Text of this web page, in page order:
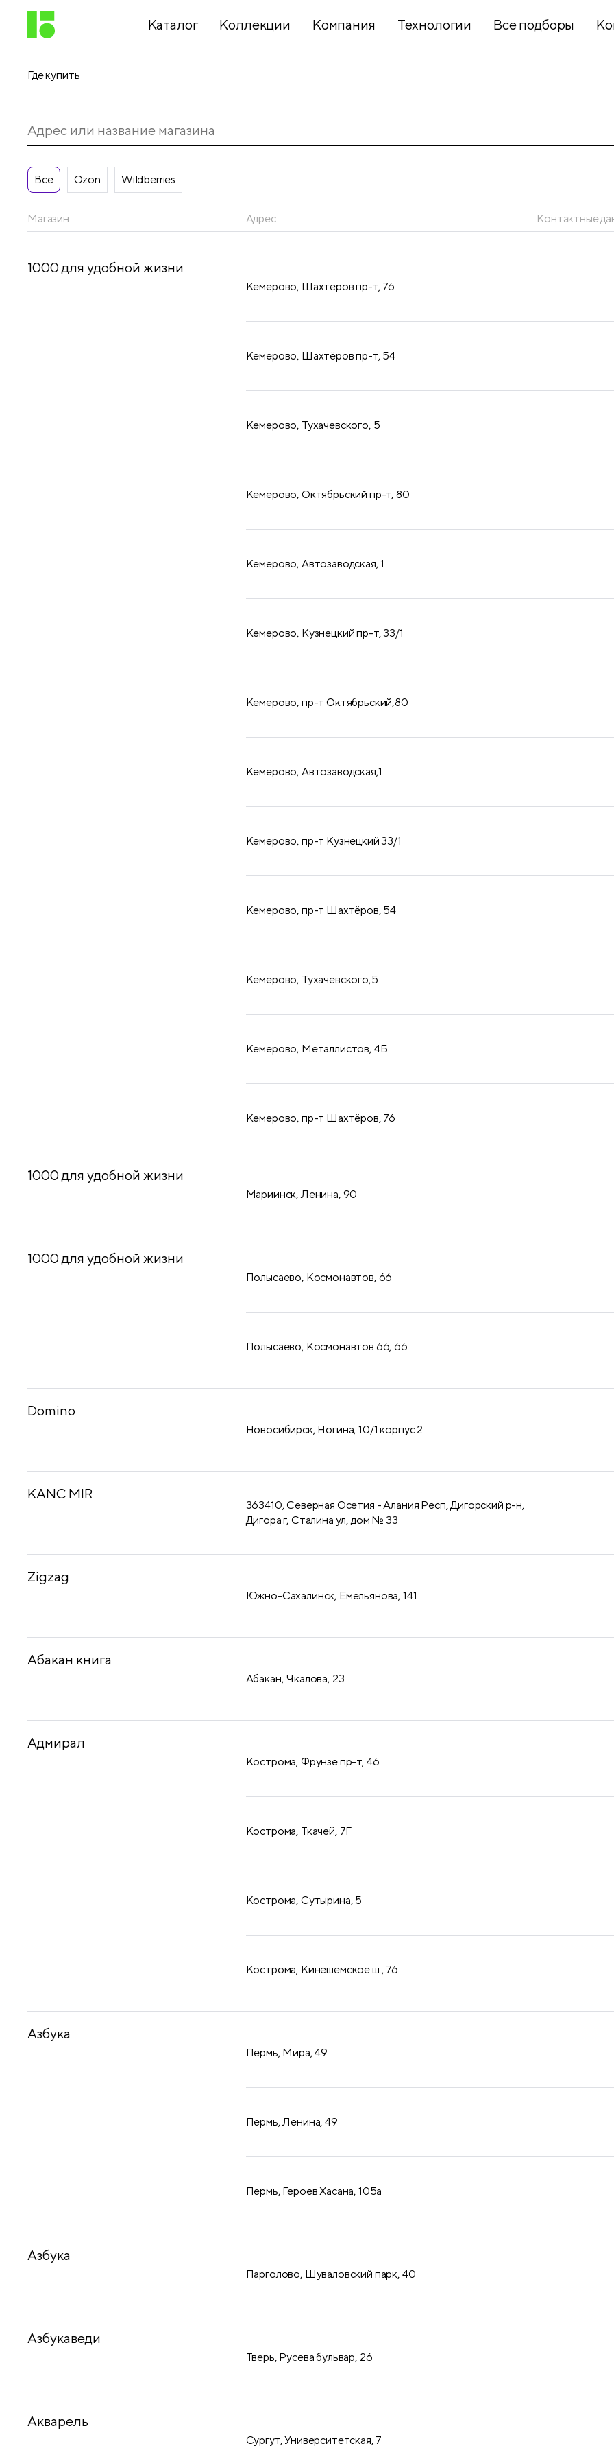
Каталог
принадлежности
Папки,
Школьный
Бумажная
Коллекции Компания Технологии Все подборы
Где купить
Все Ozon Wildberries
Магазин Адрес Контактные
1000 для удобной жизни
Кемерово, Шахтеров пр-т, 76
Кемерово, Шахтёров пр-т, 54
Кемерово, Тухачевского, 5
Кемерово, Октябрьский пр-т, 80
Кемерово, Автозаводская, 1
Кемерово, Кузнецкий пр-т, 33/1
​Кемерово, пр-т Октябрьский,80
​Кемерово, Автозаводская,1
​Кемерово, пр-т Кузнецкий 33/1
​Кемерово, пр-т Шахтёров, 54
​Кемерово, Тухачевского,5
​Кемерово, Металлистов, 4Б
​Кемерово, пр-т Шахтёров, 76
1000 для удобной жизни
Мариинск, Ленина, 90
1000 для удобной жизни
Полысаево, Космонавтов, 66
Полысаево, Космонавтов 66, 66
Domino
Новосибирск, Ногина, 10/1 корпус 2
KANC MIR
363410, Северная Осетия - Алания Респ, Дигорский р-н,
Дигора г, Сталина ул, дом № 33
Zigzag
Южно-Сахалинск, Емельянова, 141
Абакан книга
Абакан, Чкалова, 23
Адмирал
Кострома, Фрунзе пр-т, 46
Кострома, Ткачей, 7Г
Кострома, Сутырина, 5
Кострома, Кинешемское ш., 76
Азбука
Пермь, Мира, 49
Пермь, Ленина, 49
Пермь, Героев Хасана, 105а
Азбука
Парголово, Шуваловский парк, 40
Азбукаведи
Тверь, Русева бульвар, 26
Акварель
Сургут, Университетская, 7